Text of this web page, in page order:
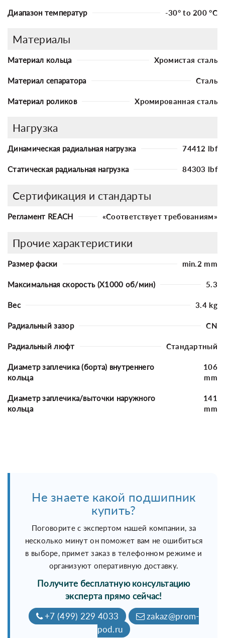
Диапазон температур -30° to 200 °C
Материалы
Материал кольца Хромистая сталь
Материал сепаратора Сталь
Материал роликов Хромированная сталь
Нагрузка
Динамическая радиальная нагрузка 74412 lbf
Статическая радиальная нагрузка 84303 lbf
Сертификация и стандарты
Регламент REACH «Соответствует требованиям»
Прочие характеристики
Размер фаски min.2 mm
Максимальная скорость (X1000 об/мин) 5.3
Вес 3.4 kg
Радиальный зазор CN
Радиальный люфт Стандартный
Диаметр заплечика (борта) внутреннего
кольца
106
mm
Диаметр заплечика/выточки наружного
кольца
141
mm
Не знаете какой подшипник
купить?
Поговорите с экспертом нашей компании, за
несколько минут он поможет вам не ошибиться
в выборе, примет заказ в телефонном режиме и
организуют оперативную доставку.
Получите бесплатную консультацию
эксперта прямо сейчас!
+7 (499) 229 4033
zakaz@prom-
pod.ru